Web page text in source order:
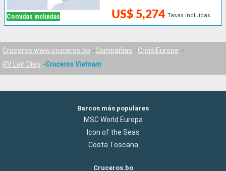
Comidas incluidas US$ 5,274 Tasas incluidas
Cruceros www.cruceros.bo Compañías
CroisiEurope
RV Lan Diep
Cruceros Vietnam
Barcos más populares
MSC World Europa
Icon of the Seas
Costa Toscana
Cruceros.bo